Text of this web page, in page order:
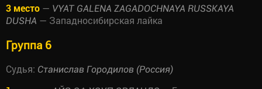
3 место — VYAT GALENA ZAGADOCHNAYA RUSSKAYA
DUSHA — Западносибирская лайка
Группа 6
Судья: Станислав Городилов (Россия)